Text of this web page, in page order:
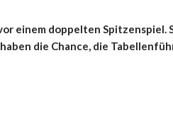
einem doppelten Spitzenspiel.
die Chance, die